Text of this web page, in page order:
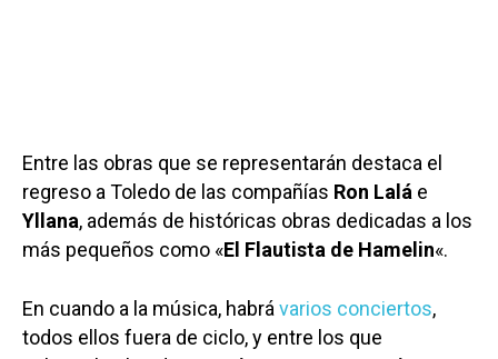
Entre las obras que se representarán destaca el
regreso a Toledo de las compañías Ron Lalá e
Yllana, además de históricas obras dedicadas a los
más pequeños como «El Flautista de Hamelin«.
En cuando a la música, habrá varios conciertos,
todos ellos fuera de ciclo, y entre los que